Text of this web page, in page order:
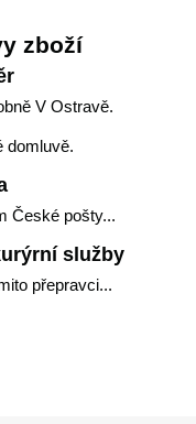
zboží
V Ostravě.
domluvě.
České pošty...
služby
přepravci...